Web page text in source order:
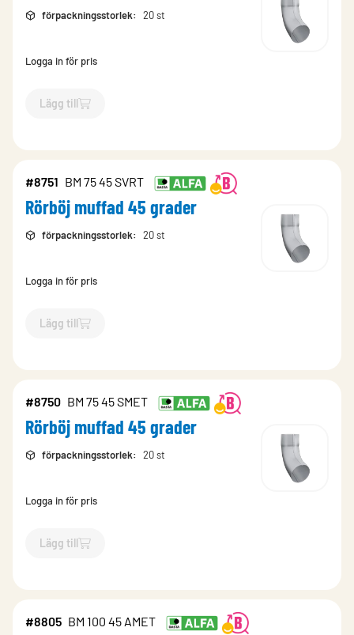
förpackningsstorlek: 20 st
Logga in för pris
Lägg till
`$Lägg till
#8751 BM 75 45 SVRT
Rörböj muffad 45 grader
förpackningsstorlek: 20 st
Logga in för pris
Lägg till
`$Lägg till
#8750 BM 75 45 SMET
Rörböj muffad 45 grader
förpackningsstorlek: 20 st
Logga in för pris
Lägg till
`$Lägg till
#8805 BM 100 45 AMET